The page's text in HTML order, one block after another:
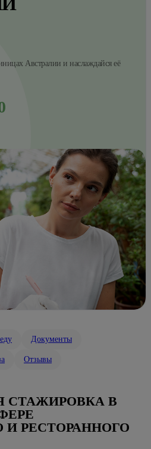
Австралии и наслаждайся её
Документы
Отзывы
СТАЖИРОВКА В
РЕСТОРАННОГО